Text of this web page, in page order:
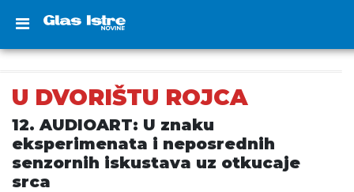
U DVORIŠTU ROJCA
12. AUDIOART: U znaku
eksperimenata i neposrednih
senzornih iskustava uz otkucaje
srca